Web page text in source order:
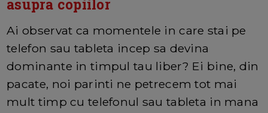
asupra copiilor
Ai observat ca momentele in care stai pe
telefon sau tableta incep sa devina
dominante in timpul tau liber? Ei bine, din
pacate, noi parinti ne petrecem tot mai
mult timp cu telefonul sau tableta in mana